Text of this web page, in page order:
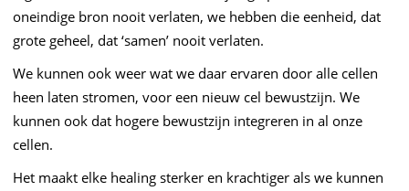
oneindige bron nooit verlaten, we hebben die eenheid, dat
grote geheel, dat ‘samen’ nooit verlaten.
We kunnen ook weer wat we daar ervaren door alle cellen
heen laten stromen, voor een nieuw cel bewustzijn. We
kunnen ook dat hogere bewustzijn integreren in al onze
cellen.
Het maakt elke healing sterker en krachtiger als we kunnen